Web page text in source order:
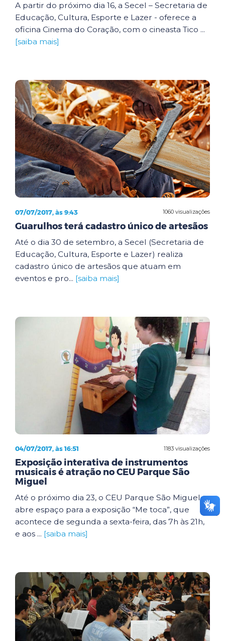
A partir do próximo dia 16, a Secel – Secretaria de
Educação, Cultura, Esporte e Lazer - oferece a
oficina Cinema do Coração, com o cineasta Tico ...
[saiba mais]
1060 visualizações
07/07/2017, às 9:43
Guarulhos terá cadastro único de artesãos
Até o dia 30 de setembro, a Secel (Secretaria de
Educação, Cultura, Esporte e Lazer) realiza
cadastro único de artesãos que atuam em
eventos e pro... [saiba mais]
1183 visualizações
04/07/2017, às 16:51
Exposição interativa de instrumentos
musicais é atração no CEU Parque São
Miguel
Até o próximo dia 23, o CEU Parque São Miguel
abre espaço para a exposição “Me toca”, que
acontece de segunda a sexta-feira, das 7h às 21h,
e aos ... [saiba mais]